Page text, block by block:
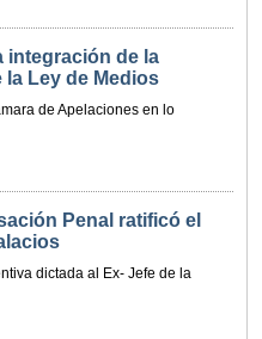
integración de la
Ley de Medios
de Apelaciones en lo
Penal ratificó el
dictada al Ex- Jefe de la